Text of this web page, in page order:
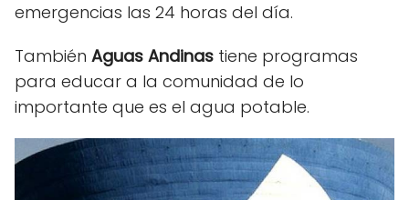
emergencias las 24 horas del día.
También Aguas Andinas tiene programas
para educar a la comunidad de lo
importante que es el agua potable.